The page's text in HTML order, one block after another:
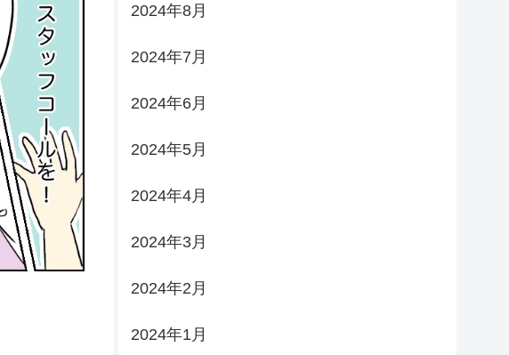
2024年8月
2024年7月
2024年6月
2024年5月
2024年4月
2024年3月
2024年2月
2024年1月